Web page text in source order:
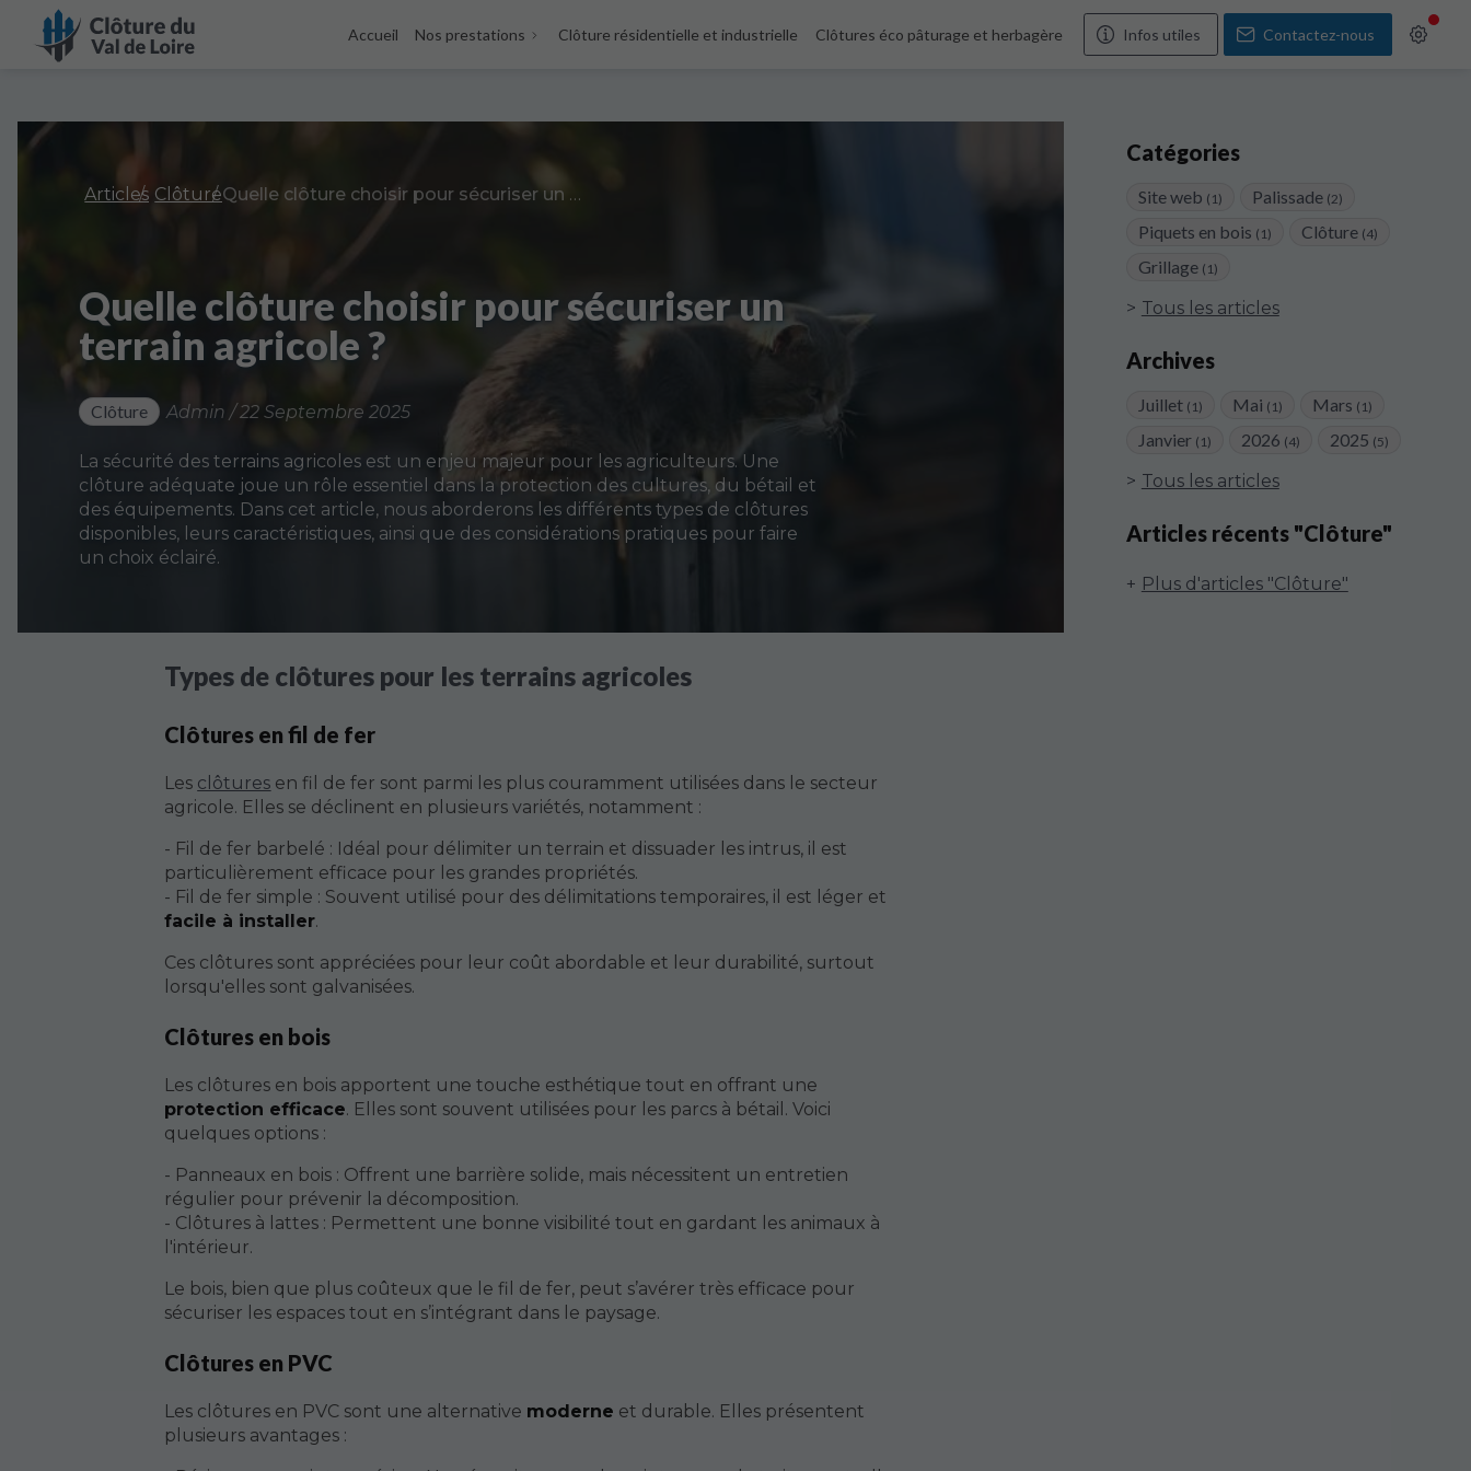
Accueil Nos prestations Clôture résidentielle et industrielle Clôtures éco pâturage et herbagère Infos utiles Contactez-nous
Catégories
Site web (1) Palissade (2)
Piquets en bois (1) Clôture (4)
Grillage (1)
Tous les articles
Archives
Juillet (1) Mai (1) Mars (1)
Janvier (1) 2026 (4) 2025 (5)
Tous les articles
Articles récents "Clôture"
Plus d'articles "Clôture"
Articles Clôture Quelle clôture choisir pour sécuriser un terrain agricole ?
Quelle clôture choisir pour sécuriser un
terrain agricole ?
Clôture Admin / 22 Septembre 2025
La sécurité des terrains agricoles est un enjeu majeur pour les agriculteurs. Une
clôture adéquate joue un rôle essentiel dans la protection des cultures, du bétail et
des équipements. Dans cet article, nous aborderons les différents types de clôtures
disponibles, leurs caractéristiques, ainsi que des considérations pratiques pour faire
un choix éclairé.
Types de clôtures pour les terrains agricoles
Clôtures en fil de fer
Les clôtures en fil de fer sont parmi les plus couramment utilisées dans le secteur
agricole. Elles se déclinent en plusieurs variétés, notamment :
- Fil de fer barbelé : Idéal pour délimiter un terrain et dissuader les intrus, il est
particulièrement efficace pour les grandes propriétés.
- Fil de fer simple : Souvent utilisé pour des délimitations temporaires, il est léger et
facile à installer.
Ces clôtures sont appréciées pour leur coût abordable et leur durabilité, surtout
lorsqu'elles sont galvanisées.
Clôtures en bois
Les clôtures en bois apportent une touche esthétique tout en offrant une
protection efficace. Elles sont souvent utilisées pour les parcs à bétail. Voici
quelques options :
- Panneaux en bois : Offrent une barrière solide, mais nécessitent un entretien
régulier pour prévenir la décomposition.
- Clôtures à lattes : Permettent une bonne visibilité tout en gardant les animaux à
l'intérieur.
Le bois, bien que plus coûteux que le fil de fer, peut s’avérer très efficace pour
sécuriser les espaces tout en s’intégrant dans le paysage.
Clôtures en PVC
Les clôtures en PVC sont une alternative moderne et durable. Elles présentent
plusieurs avantages :